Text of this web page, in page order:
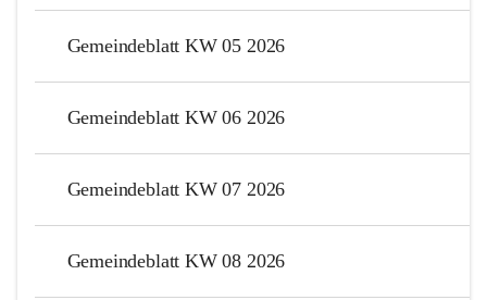
Gemeindeblatt KW 05 2026
Gemeindeblatt KW 06 2026
Gemeindeblatt KW 07 2026
Gemeindeblatt KW 08 2026